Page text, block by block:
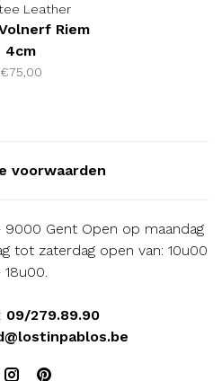
Leather
Riem
4cm
€75,00
voorwaarden
9000 Gent Open op maandag
tot zaterdag open van: 10u00
18u00.
09/279.89.90